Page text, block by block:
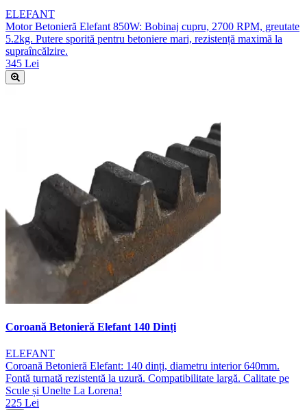
ELEFANT
Motor Betonieră Elefant 850W: Bobinaj cupru, 2700 RPM, greutate
5.2kg. Putere sporită pentru betoniere mari, rezistență maximă la
supraîncălzire.
345 Lei
Coroană Betonieră Elefant 140 Dinți
ELEFANT
Coroană Betonieră Elefant: 140 dinți, diametru interior 640mm.
Fontă turnată rezistentă la uzură. Compatibilitate largă. Calitate pe
Scule și Unelte La Lorena!
225 Lei